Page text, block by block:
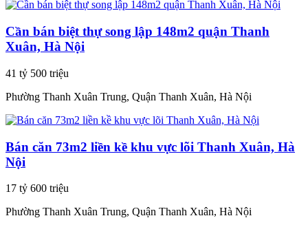
Cần bán biệt thự song lập 148m2 quận Thanh
Xuân, Hà Nội
41 tỷ 500 triệu
Phường Thanh Xuân Trung, Quận Thanh Xuân, Hà Nội
Bán căn 73m2 liền kề khu vực lõi Thanh Xuân, Hà
Nội
17 tỷ 600 triệu
Phường Thanh Xuân Trung, Quận Thanh Xuân, Hà Nội